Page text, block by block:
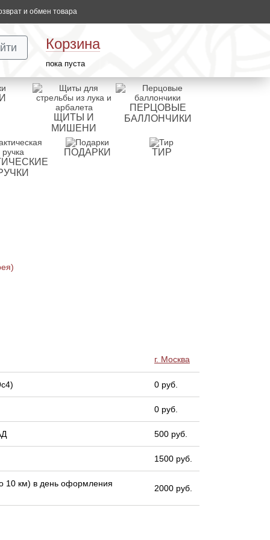
и обмен товара
Корзина
пока пуста
ЩИТЫ И
МИШЕНИ
ПЕРЦОВЫЕ
БАЛЛОНЧИКИ
ПОДАРКИ ТИР
г. Москва
0 руб.
0 руб.
500 руб.
1500 руб.
км) в день оформления 2000 руб.